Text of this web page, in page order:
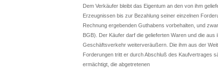
Dem Verkäufer bleibt das Eigentum an den von ihm
Erzeugnissen bis zur Bezahlung seiner einzelnen
Rechnung ergebenden Guthabens vorbehalten, und
BGB). Der Käufer darf die gelieferten Waren und die
Geschäftsverkehr weiterveräußern. Die ihm aus der
Forderungen tritt er durch Abschluß des Kaufvertrages
ermächtigt, die abgetretenen